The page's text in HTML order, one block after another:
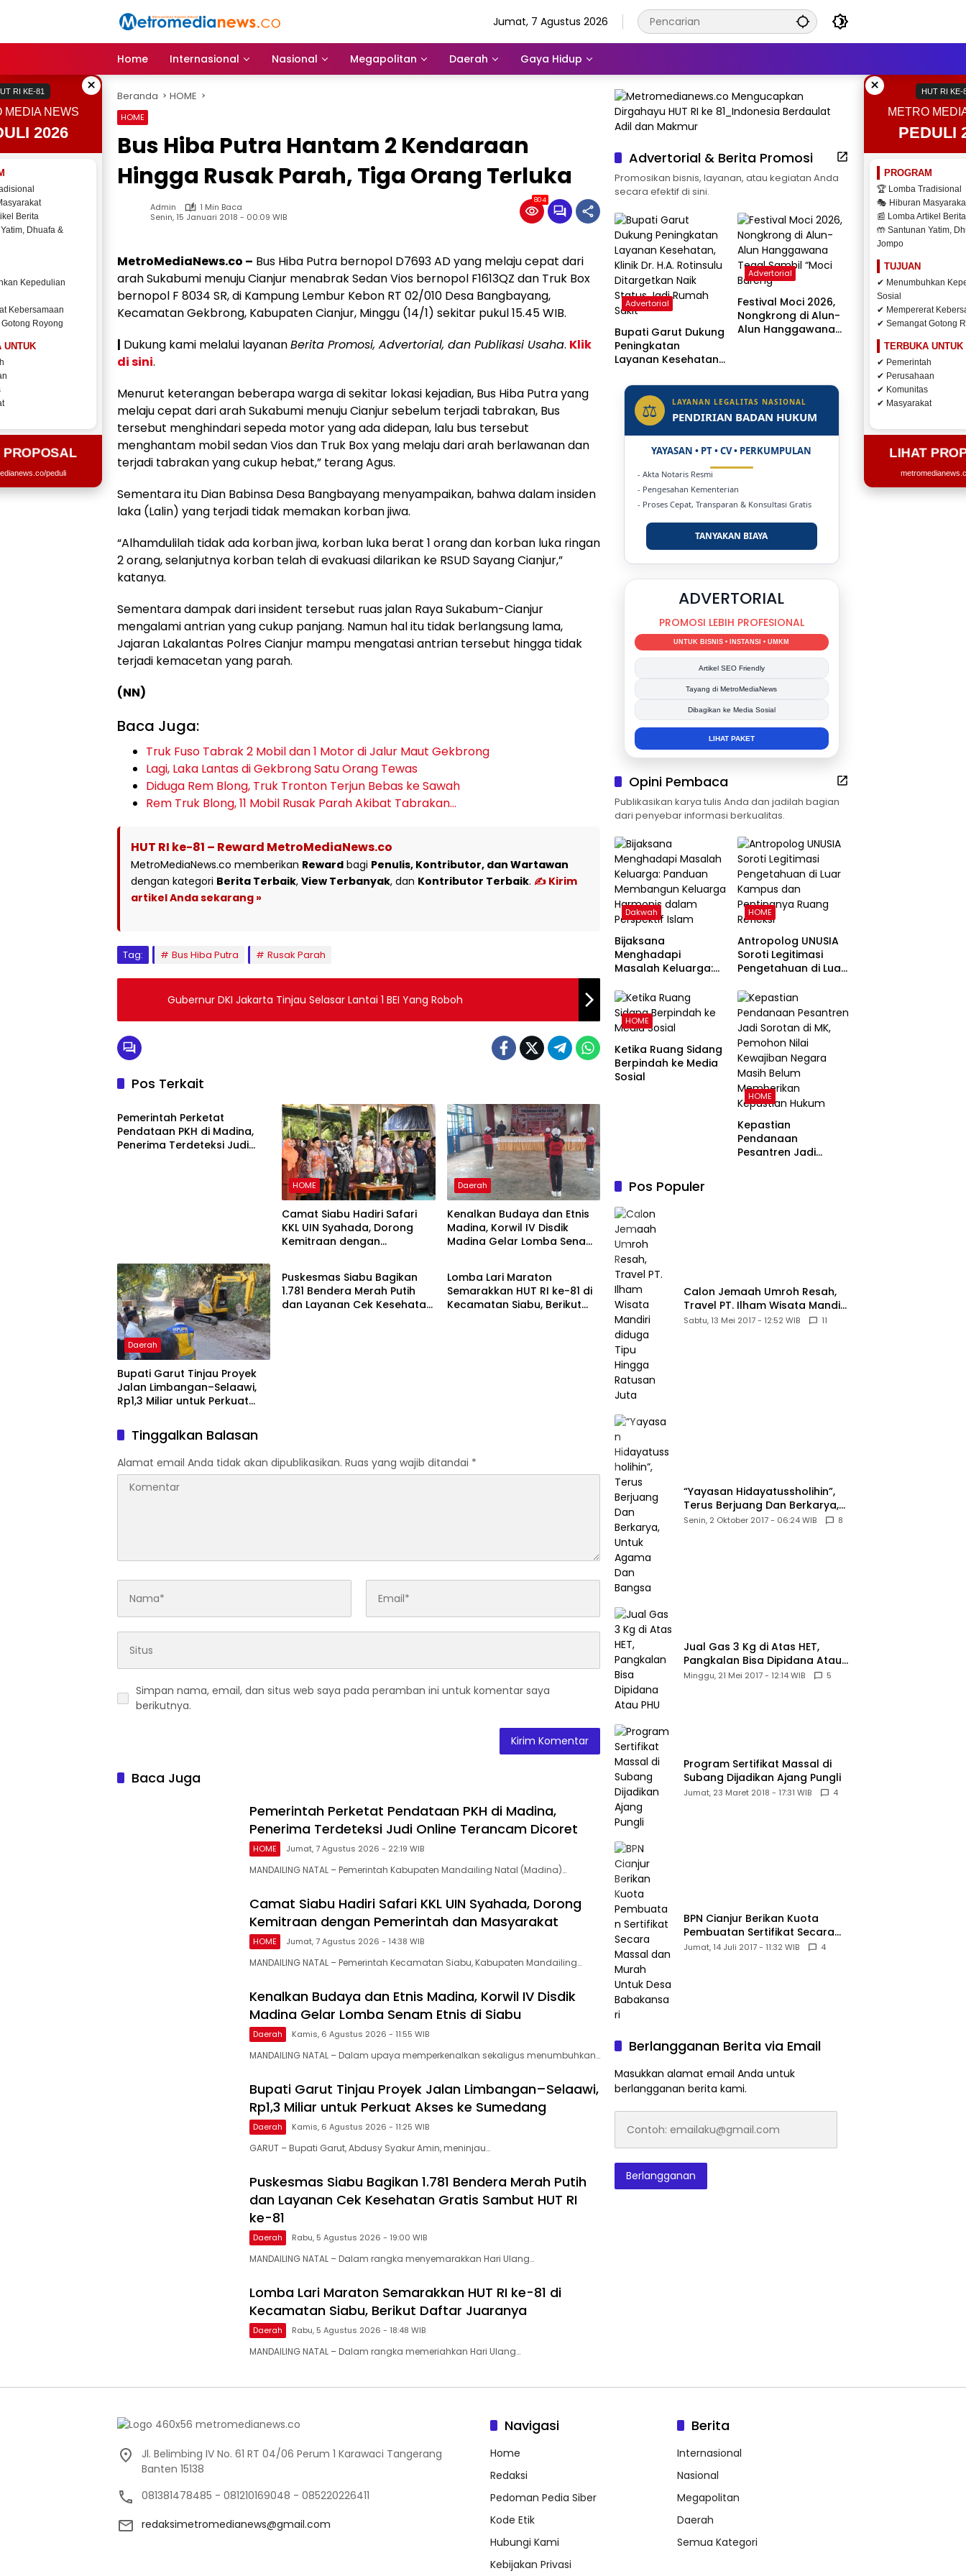
Jumat, 7 Agustus 2026
Home Internasional Nasional Megapolitan Daerah Gaya Hidup
×
RI KE-81
MEDIA NEWS
2026
Berita
Dhuafa &
Kepedulian
Kebersamaan
Royong
UNTUK
peduli
× HUT RI KE-
METRO
PEDULI
PROGRAM
🏆 Lomba Tradisional
🎭 Hiburan
📰 Lomba Artikel Berita
🤲 Santunan Yatim,
Jompo
TUJUAN
✔ Menumbuhkan
Sosial
✔ Mempererat
✔ Semangat Gotong
TERBUKA UNTUK
✔ Pemerintah
✔ Perusahaan
✔ Komunitas
✔ Masyarakat
LIHAT
Beranda HOME
HOME
Bus Hiba Putra Hantam 2 Kendaraan
Hingga Rusak Parah, Tiga Orang Terluka
Admin
1 Min Baca
Senin, 15 Januari 2018 - 00:09 WIB
804
MetroMediaNews.co – Bus Hiba Putra bernopol D7693 AD yang melaju cepat dari
arah Sukabumi menuju Cianjur menabrak Sedan Vios bernopol F1613QZ dan Truk Box
bernopol F 8034 SR, di Kampung Lembur Kebon RT 02/010 Desa Bangbayang,
Kecamatan Gekbrong, Kabupaten Cianjur, Minggu (14/1) sekitar pukul 15.45 WIB.
| Dukung kami melalui layananBerita Promosi, Advertorial, dan Publikasi Usaha. Klik
di sini.
Menurut keterangan beberapa warga di sekitar lokasi kejadian, Bus Hiba Putra yang
melaju cepat dari arah Sukabumi menuju Cianjur sebelum terjadi tabrakan, Bus
tersebut menghindari sepeda motor yang ada didepan, lalu bus tersebut
menghantam mobil sedan Vios dan Truk Box yang melaju dari arah berlawanan dan
terjadi tabrakan yang cukup hebat,” terang Agus.
Sementara itu Dian Babinsa Desa Bangbayang menyampaikan, bahwa dalam insiden
laka (Lalin) yang terjadi tidak memakan korban jiwa.
“Alhamdulilah tidak ada korban jiwa, korban luka berat 1 orang dan korban luka ringan
2 orang, selanjutnya korban telah di evakuasi dilarikan ke RSUD Sayang Cianjur,”
katanya.
Sementara dampak dari insident tersebut ruas jalan Raya Sukabum-Cianjur
mengalami antrian yang cukup panjang. Namun hal itu tidak berlangsung lama,
Jajaran Lakalantas Polres Cianjur mampu mengatasi antrian tersebut hingga tidak
terjadi kemacetan yang parah.
(NN)
Baca Juga:
Truk Fuso Tabrak 2 Mobil dan 1 Motor di Jalur Maut Gekbrong
Lagi, Laka Lantas di Gekbrong Satu Orang Tewas
Diduga Rem Blong, Truk Tronton Terjun Bebas ke Sawah
Rem Truk Blong, 11 Mobil Rusak Parah Akibat Tabrakan…
HUT RI ke-81 – Reward MetroMediaNews.co
MetroMediaNews.co memberikan Reward bagi Penulis, Kontributor, dan Wartawan
dengan kategori Berita Terbaik, View Terbanyak, dan Kontributor Terbaik. ✍️ Kirim
artikel Anda sekarang »
Tag: Bus Hiba Putra Rusak Parah
Gubernur DKI Jakarta Tinjau Selasar Lantai 1 BEI Yang Roboh
Pos Terkait
HOME
Pemerintah Perketat
Pendataan PKH di Madina,
Penerima Terdeteksi Judi
HOME
Camat Siabu Hadiri Safari
KKL UIN Syahada, Dorong
Kemitraan dengan
Daerah
Kenalkan Budaya dan Etnis
Madina, Korwil IV Disdik
Madina Gelar Lomba Senam
Daerah
Bupati Garut Tinjau Proyek
Jalan Limbangan–Selaawi,
Rp1,3 Miliar untuk Perkuat
Daerah
Puskesmas Siabu Bagikan
1.781 Bendera Merah Putih
dan Layanan Cek Kesehatan
Daerah
Lomba Lari Maraton
Semarakkan HUT RI ke-81 di
Kecamatan Siabu, Berikut
Tinggalkan Balasan
Alamat email Anda tidak akan dipublikasikan. Ruas yang wajib ditandai *
Simpan nama, email, dan situs web saya pada peramban ini untuk komentar saya
berikutnya.
Baca Juga
Pemerintah Perketat Pendataan PKH di Madina,
Penerima Terdeteksi Judi Online Terancam Dicoret
HOME Jumat, 7 Agustus 2026 - 22:19 WIB
MANDAILING NATAL – Pemerintah Kabupaten Mandailing Natal (Madina)…
Camat Siabu Hadiri Safari KKL UIN Syahada, Dorong
Kemitraan dengan Pemerintah dan Masyarakat
HOME Jumat, 7 Agustus 2026 - 14:38 WIB
MANDAILING NATAL – Pemerintah Kecamatan Siabu, Kabupaten Mandailing…
Kenalkan Budaya dan Etnis Madina, Korwil IV Disdik
Madina Gelar Lomba Senam Etnis di Siabu
Daerah Kamis, 6 Agustus 2026 - 11:55 WIB
MANDAILING NATAL – Dalam upaya memperkenalkan sekaligus menumbuhkan…
Bupati Garut Tinjau Proyek Jalan Limbangan–Selaawi,
Rp1,3 Miliar untuk Perkuat Akses ke Sumedang
Daerah Kamis, 6 Agustus 2026 - 11:25 WIB
GARUT – Bupati Garut, Abdusy Syakur Amin, meninjau…
Puskesmas Siabu Bagikan 1.781 Bendera Merah Putih
dan Layanan Cek Kesehatan Gratis Sambut HUT RI
ke-81
Daerah Rabu, 5 Agustus 2026 - 19:00 WIB
MANDAILING NATAL – Dalam rangka menyemarakkan Hari Ulang…
Lomba Lari Maraton Semarakkan HUT RI ke-81 di
Kecamatan Siabu, Berikut Daftar Juaranya
Daerah Rabu, 5 Agustus 2026 - 18:48 WIB
MANDAILING NATAL – Dalam rangka memeriahkan Hari Ulang…
Advertorial & Berita Promosi
Promosikan bisnis, layanan, atau kegiatan Anda
secara efektif di sini.
Advertorial
Bupati Garut Dukung
Peningkatan
Layanan Kesehatan,
Rotinsulu
Ditargetkan Naik
Status Jadi Rumah
Advertorial
Festival Moci 2026,
Nongkrong di Alun-
Alun Hanggawana
⚖ LAYANAN LEGALITAS NASIONAL
PENDIRIAN BADAN HUKUM
YAYASAN • PT • CV • PERKUMPULAN
- Akta Notaris Resmi
- Pengesahan Kementerian
- Proses Cepat, Transparan & Konsultasi Gratis
TANYAKAN BIAYA
DUKUNG KAMI
BERSAMA METROMEDIANEWS.CO
MEDIA INFORMASI TERPERCAYA
Publikasi Kegiatan
Berita Promosi
Tingkatkan Branding Anda
INFO SELENGKAPNYA
Opini Pembaca
Publikasikan karya tulis Anda dan jadilah bagian
dari penyebar informasi berkualitas.
Dakwah
Bijaksana
Menghadapi
Masalah Keluarga:
Membangun
Keluarga Harmonis
dalam Perspektif
HOME
Antropolog UNUSIA
Soroti Legitimasi
Pengetahuan di Luar
Pentingnya Ruang
Refleksi
HOME
Ketika Ruang Sidang
Berpindah ke Media
Sosial
HOME
Kepastian
Pendanaan
Pesantren Jadi
Pos Populer
Calon Jemaah Umroh Resah,
Travel PT. Ilham Wisata Mandiri
diduga Tipu Hingga Ratusan
Sabtu, 13 Mei 2017 - 12:52 WIB 11
“Yayasan Hidayatussholihin”,
Terus Berjuang Dan Berkarya,
Untuk Agama Dan Bangsa
Senin, 2 Oktober 2017 - 06:24 WIB 8
Jual Gas 3 Kg di Atas HET,
Pangkalan Bisa Dipidana Atau
PHU
Minggu, 21 Mei 2017 - 12:14 WIB 5
Program Sertifikat Massal di
Subang Dijadikan Ajang Pungli
Jumat, 23 Maret 2018 - 17:31 WIB 4
BPN Cianjur Berikan Kuota
Pembuatan Sertifikat Secara
Massal dan Murah Untuk Desa
Jumat, 14 Juli 2017 - 11:32 WIB 4
Berlangganan Berita via Email
Masukkan alamat email Anda untuk
berlangganan berita kami.
emailaku@gmail.com
Berlangganan
Jl. Belimbing IV No. 61 RT 04/06 Perum 1 Karawaci Tangerang
Banten 15138
081381478485 - 081210169048 - 085220226411
redaksimetromedianews@gmail.com
Navigasi
Home
Redaksi
Pedoman Pedia Siber
Kode Etik
Hubungi Kami
Kebijakan Privasi
Berita
Internasional
Nasional
Megapolitan
Daerah
Semua Kategori